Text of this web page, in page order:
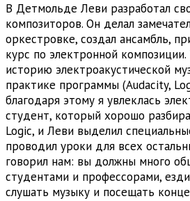
В Детмольде Леви разработал
композиторов. Он делал
оркестровке, создал ансамбль,
курс по электронной
историю электроакустической
практике программы (Audacity,
благодаря этому я увлеклась
студент, который хорошо
Logic, и Леви выделил
проводил уроки для всех
говорил нам: вы должны много
студентами и профессорами,
слушать музыку и посещать